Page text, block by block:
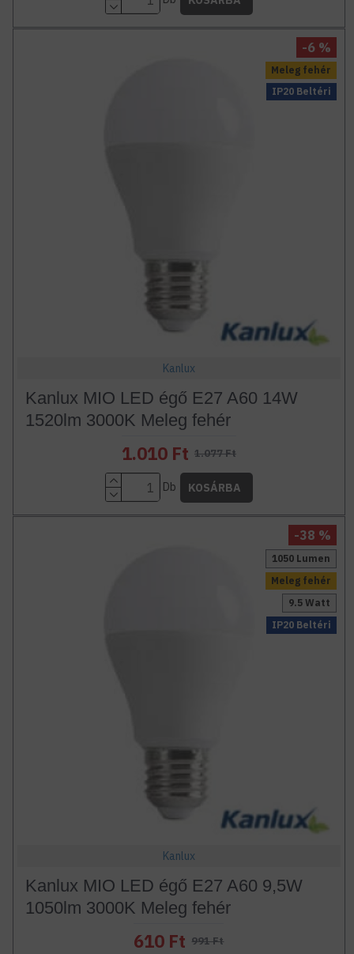
Meleg fehér
IP20 Beltéri
-6 %
Kanlux
Kanlux MIO LED égő E27 A60 14W
1520lm 3000K Meleg fehér
1.010 Ft 1.077 Ft
Db KOSÁRBA
Meleg fehér
1050 Lumen
IP20 Beltéri
9.5 Watt
-38 %
Kanlux
Kanlux MIO LED égő E27 A60 9,5W
1050lm 3000K Meleg fehér
610 Ft 991 Ft